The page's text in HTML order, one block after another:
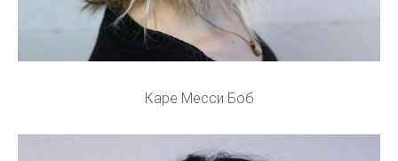
Каре Месси Боб